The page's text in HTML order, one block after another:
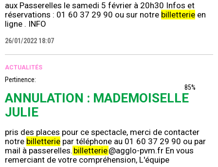
aux Passerelles le samedi 5 février à 20h30 Infos et
réservations : 01 60 37 29 90 ou sur notre billetterie en
ligne . INFO
26/01/2022 18:07
ACTUALITÉS
Pertinence:
85%
ANNULATION : MADEMOISELLE
JULIE
pris des places pour ce spectacle, merci de contacter
notre billetterie par téléphone au 01 60 37 29 90 ou par
mail à passerelles. billetterie@agglo-pvm.fr En vous
remerciant de votre compréhension, L'équipe